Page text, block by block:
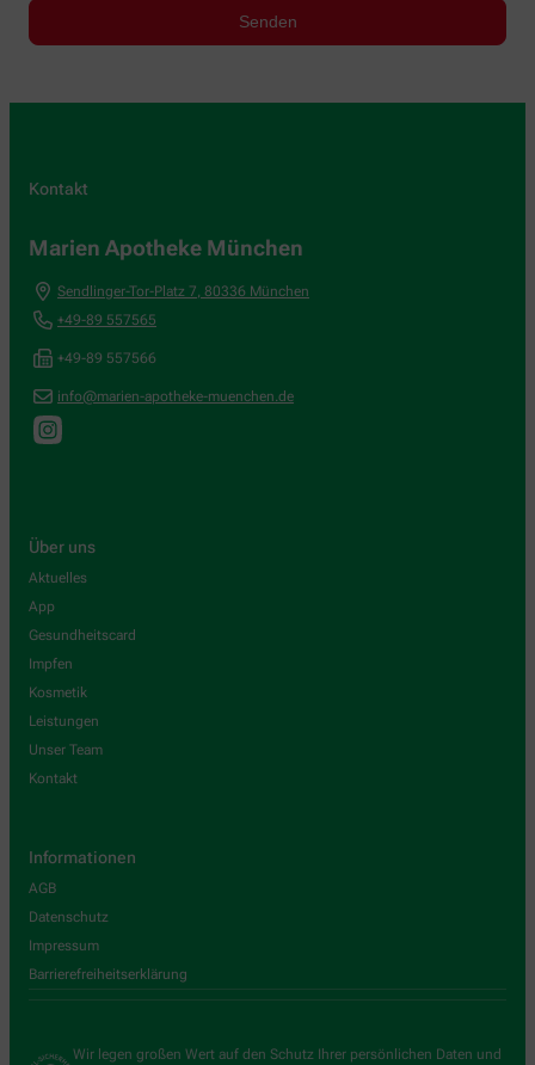
Kontakt
Marien Apotheke München
Sendlinger-Tor-Platz 7, 80336 München
+49-89 557565
+49-89 557566
info@marien-apotheke-muenchen.de
Über uns
Aktuelles
App
Gesundheitscard
Impfen
Kosmetik
Leistungen
Unser Team
Kontakt
Informationen
AGB
Datenschutz
Impressum
Barrierefreiheitserklärung
Wir legen großen Wert auf den Schutz Ihrer persönlichen Daten und